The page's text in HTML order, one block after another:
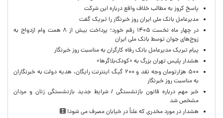
پاسخ کروز به مطالب خلاف واقع درباره این شرکت
مدیرعامل بانک ملی ایران روز خبرنگار را تبریک گفت
در چهار ماه نخست ۱۴۰۵ رقم خورد؛ پرداخت بیش از ۸ همت وام ازدواج به
زوج‌های جوان توسط بانک ملی ایران
پیام تبریک مدیرعامل بانک رفاه کارگران به مناسبت روز خبرنگار
هشدار پلیس تهران بزرگ به «کودک‌بلاگرها»
۵۰۰ هزارتومان وجه نقد و ۲۰۰ گیگ اینترنت رایگان، هدیه دولت به خبرنگاران
به مناسبت روز خبرنگار
خبر مهم درباره قانون بازنشستگی / شرایط جدید بازنشستگی زنان و مردان
مشخص شد
هشدار در مورد مخدری که علناً در خیابان مصرف می شود!